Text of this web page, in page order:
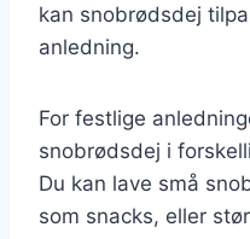
kan snobrødsdej
anledning.
For festlige
snobrødsdej i
Du kan lave små
som snacks, eller